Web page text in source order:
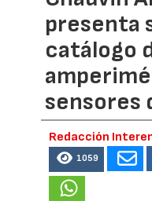
presenta
catálogo
sensores
Redacción
1059